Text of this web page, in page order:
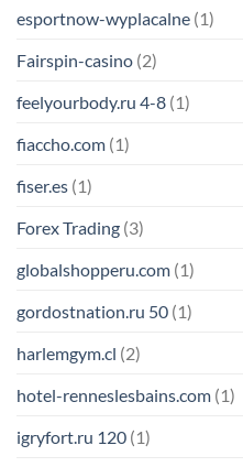
esportnow-wyplacalne (1)
Fairspin-casino (2)
feelyourbody.ru 4-8 (1)
fiaccho.com (1)
fiser.es (1)
Forex Trading (3)
globalshopperu.com (1)
gordostnation.ru 50 (1)
harlemgym.cl (2)
hotel-renneslesbains.com (1)
igryfort.ru 120 (1)